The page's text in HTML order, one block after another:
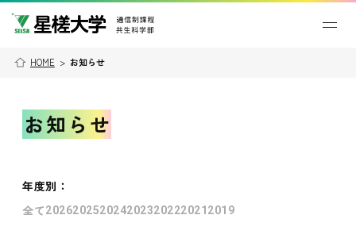
HOME > お知らせ
お知らせ
年度別 ：
全て202620252024202320222021 2019